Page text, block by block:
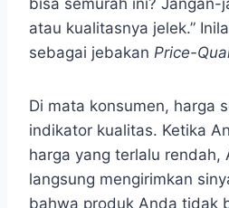
atau kualitasnya jelek.”
sebagai jebakan Price-
Di mata konsumen, harga
indikator kualitas. Ketika
harga yang terlalu rendah,
langsung mengirimkan
bahwa produk Anda tidak